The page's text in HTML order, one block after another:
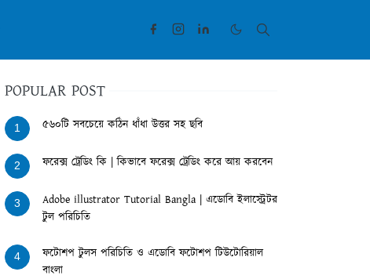
POPULAR POST
1 ৫৬০টি সবচেয়ে কঠিন ধাঁধা উত্তর সহ ছবি
2 ফরেক্স ট্রেডিং কি | কিভাবে ফরেক্স ট্রেডিং করে আয় করবেন
3
Adobe illustrator Tutorial Bangla | এডোবি ইলাস্ট্রেটর
টুল পরিচিতি
4
ফটোশপ টুলস পরিচিতি ও এডোবি ফটোশপ টিউটোরিয়াল
বাংলা